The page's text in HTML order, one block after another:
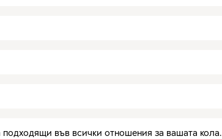
във всички отношения за вашата кола.